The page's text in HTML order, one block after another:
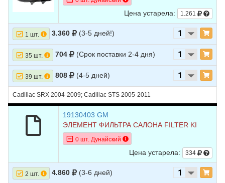
Цена устарела: 1.261
1 шт. 3.360 (3-5 дней!)
35 шт. 704 (Срок поставки 2-4 дня)
39 шт. 808 (4-5 дней)
Cadillac SRX 2004-2009; Cadillac STS 2005-2011
19130403 GM
ЭЛЕМЕНТ ФИЛЬТРА САЛОНА FILTER KI
0 шт. Дунайский
Цена устарела: 334
2 шт. 4.860 (3-6 дней)